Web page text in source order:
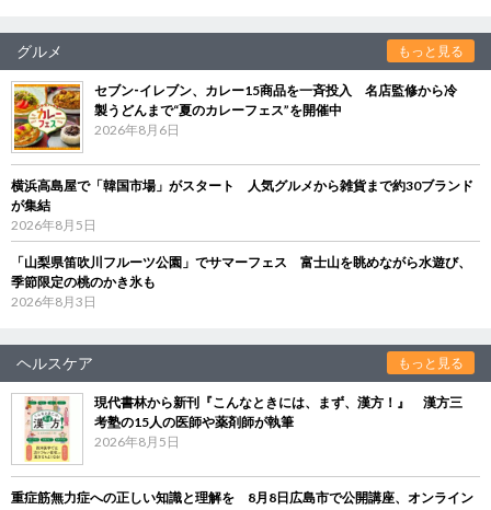
グルメ もっと見る
セブン‐イレブン、カレー15商品を一斉投入 名店監修から冷
製うどんまで“夏のカレーフェス”を開催中
2026年8月6日
横浜高島屋で「韓国市場」がスタート 人気グルメから雑貨まで約30ブランド
が集結
2026年8月5日
「山梨県笛吹川フルーツ公園」でサマーフェス 富士山を眺めながら水遊び、
季節限定の桃のかき氷も
2026年8月3日
ヘルスケア もっと見る
現代書林から新刊『こんなときには、まず、漢方！』 漢方三
考塾の15人の医師や薬剤師が執筆
2026年8月5日
重症筋無力症への正しい知識と理解を 8月8日広島市で公開講座、オンライン